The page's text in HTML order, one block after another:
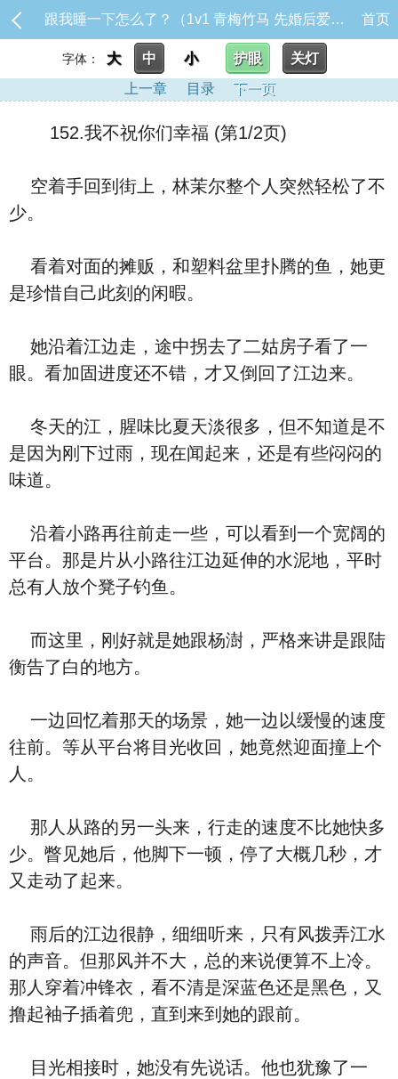
跟我睡一下怎么了？（1v1 青梅竹马 先婚后爱）_152.我不祝你们幸福 首页
字体： 大 中 小 护眼
关灯
上一章
目录 下一页
152.我不祝你们幸福 (第1/2页)
空着手回到街上，林茉尔整个人突然轻松了不
少。
看着对面的摊贩，和塑料盆里扑腾的鱼，她更
是珍惜自己此刻的闲暇。
她沿着江边走，途中拐去了二姑房子看了一
眼。看加固进度还不错，才又倒回了江边来。
冬天的江，腥味比夏天淡很多，但不知道是不
是因为刚下过雨，现在闻起来，还是有些闷闷的
味道。
沿着小路再往前走一些，可以看到一个宽阔的
平台。那是片从小路往江边延伸的水泥地，平时
总有人放个凳子钓鱼。
而这里，刚好就是她跟杨澍，严格来讲是跟陆
衡告了白的地方。
一边回忆着那天的场景，她一边以缓慢的速度
往前。等从平台将目光收回，她竟然迎面撞上个
人。
那人从路的另一头来，行走的速度不比她快多
少。瞥见她后，他脚下一顿，停了大概几秒，才
又走动了起来。
雨后的江边很静，细细听来，只有风拨弄江水
的声音。但那风并不大，总的来说便算不上冷。
那人穿着冲锋衣，看不清是深蓝色还是黑色，又
撸起袖子插着兜，直到来到她的跟前。
目光相接时，她没有先说话。他也犹豫了一